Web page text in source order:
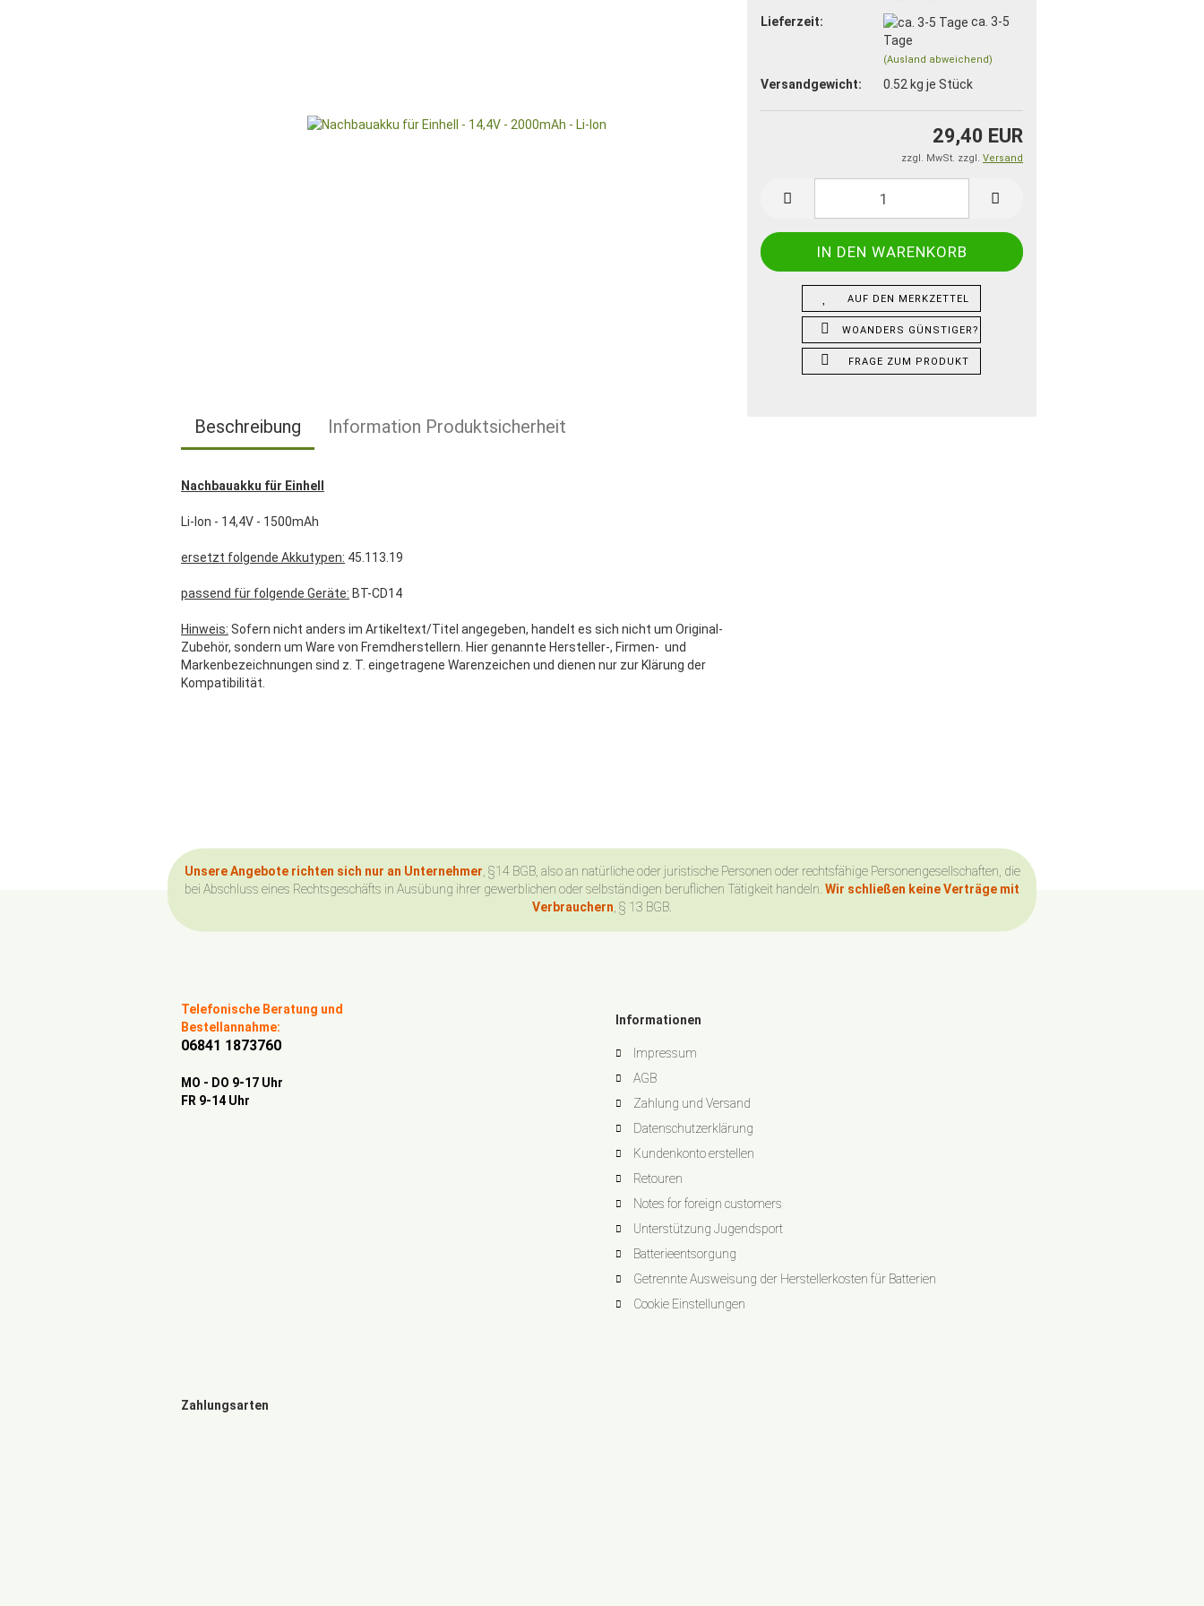
Lieferzeit:
ca. 3-5
Tage
(Ausland abweichend)
Versandgewicht: 0.52 kg je Stück
29,40 EUR
zzgl. MwSt. zzgl. Versand
AUF DEN MERKZETTEL
WOANDERS GÜNSTIGER?
FRAGE ZUM PRODUKT
Beschreibung Information Produktsicherheit
Nachbauakku für Einhell
Li-Ion - 14,4V - 1500mAh
ersetzt folgende Akkutypen: 45.113.19
passend für folgende Geräte: BT-CD14
Hinweis: Sofern nicht anders im Artikeltext/Titel angegeben, handelt es sich nicht um Original-
Zubehör, sondern um Ware von Fremdherstellern. Hier genannte Hersteller-, Firmen- und
Markenbezeichnungen sind z. T. eingetragene Warenzeichen und dienen nur zur Klärung der
Kompatibilität.
Unsere Angebote richten sich nur an Unternehmer , §14 BGB, also an natürliche oder juristische Personen oder rechtsfähige Personengesellschaften, die
bei Abschluss eines Rechtsgeschäfts in Ausübung ihrer gewerblichen oder selbständigen beruflichen Tätigkeit handeln. Wir schließen keine Verträge mit
Verbrauchern , § 13 BGB.
Telefonische Beratung und
Bestellannahme:
06841 1873760
MO - DO 9-17 Uhr
FR 9-14 Uhr
Informationen
Impressum
AGB
Zahlung und Versand
Datenschutzerklärung
Kundenkonto erstellen
Retouren
Notes for foreign customers
Unterstützung Jugendsport
Batterieentsorgung
Getrennte Ausweisung der Herstellerkosten für Batterien
Cookie Einstellungen
Zahlungsarten